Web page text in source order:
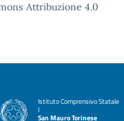
Attribuzione 4.0
Istituto Comprensivo Statale
I
San Mauro Torinese